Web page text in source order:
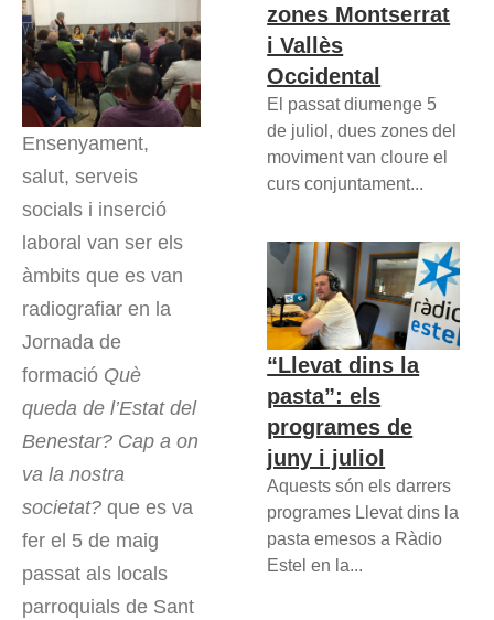
Ensenyament,
salut, serveis
socials i inserció
laboral van ser els
àmbits que es van
radiografiar en la
Jornada de
formació Què
queda de l’Estat del
Benestar? Cap a on
va la nostra
societat? que es va
fer el 5 de maig
passat als locals
parroquials de Sant
zones Montserrat
i Vallès
Occidental
El passat diumenge 5
de juliol, dues zones del
moviment van cloure el
curs conjuntament...
“Llevat dins la
pasta”: els
programes de
juny i juliol
Aquests són els darrers
programes Llevat dins la
pasta emesos a Ràdio
Estel en la...